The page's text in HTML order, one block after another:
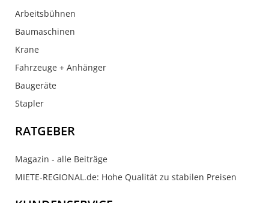
Arbeitsbühnen
Baumaschinen
Krane
Fahrzeuge + Anhänger
Baugeräte
Stapler
RATGEBER
Magazin - alle Beiträge
MIETE-REGIONAL.de: Hohe Qualität zu stabilen Preisen